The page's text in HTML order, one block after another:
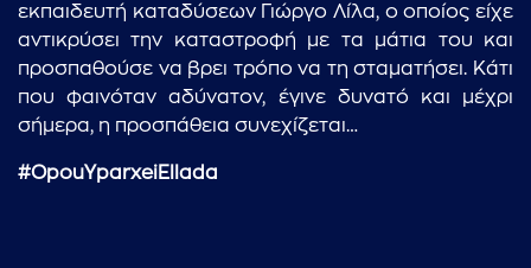
εκπαιδευτή καταδύσεων Γιώργο Λίλα, ο οποίος είχε
αντικρύσει την καταστροφή με τα μάτια του και
προσπαθούσε να βρει τρόπο να τη σταματήσει. Κάτι
που φαινόταν αδύνατον, έγινε δυνατό και μέχρι
σήμερα, η προσπάθεια συνεχίζεται…
#OpouYparxeiEllada